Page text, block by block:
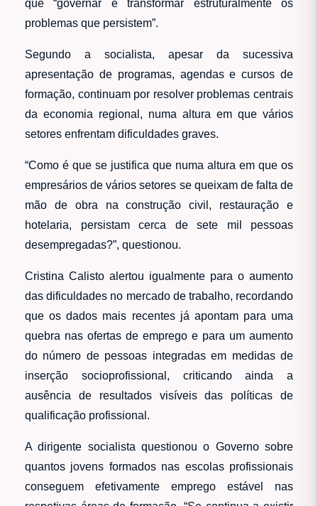
que “governar é transformar estruturalmente os
problemas que persistem”.
Segundo a socialista, apesar da sucessiva
apresentação de programas, agendas e cursos de
formação, continuam por resolver problemas centrais
da economia regional, numa altura em que vários
setores enfrentam dificuldades graves.
“Como é que se justifica que numa altura em que os
empresários de vários setores se queixam de falta de
mão de obra na construção civil, restauração e
hotelaria, persistam cerca de sete mil pessoas
desempregadas?”, questionou.
Cristina Calisto alertou igualmente para o aumento
das dificuldades no mercado de trabalho, recordando
que os dados mais recentes já apontam para uma
quebra nas ofertas de emprego e para um aumento
do número de pessoas integradas em medidas de
inserção socioprofissional, criticando ainda a
ausência de resultados visíveis das políticas de
qualificação profissional.
A dirigente socialista questionou o Governo sobre
quantos jovens formados nas escolas profissionais
conseguem efetivamente emprego estável nas